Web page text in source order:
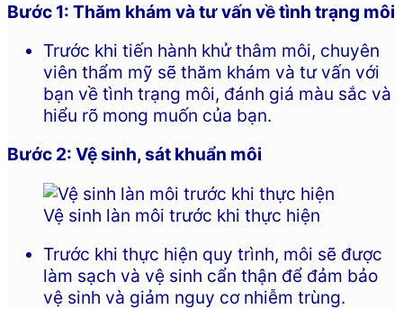
Bước 1: Thăm khám và tư vấn về tình trạng môi
Trước khi tiến hành khử thâm môi, chuyên
viên thẩm mỹ sẽ thăm khám và tư vấn với
bạn về tình trạng môi, đánh giá màu sắc và
hiểu rõ mong muốn của bạn.
Bước 2: Vệ sinh, sát khuẩn môi
Vệ sinh làn môi trước khi thực hiện
Trước khi thực hiện quy trình, môi sẽ được
làm sạch và vệ sinh cẩn thận để đảm bảo
vệ sinh và giảm nguy cơ nhiễm trùng.